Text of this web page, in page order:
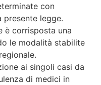
con
legge.
è corrisposta una
le modalità stabilite
ai singoli casi da
di medici in